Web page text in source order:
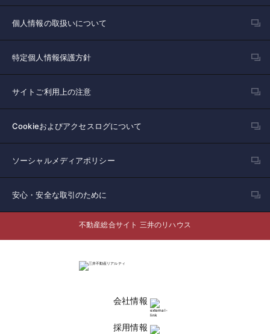
個人情報の取扱いについて
特定個人情報保護方針
サイトご利用上の注意
Cookieおよびアクセスログについて
ソーシャルメディアポリシー
安心・安全な取引のために
不動産総合サイト 三井のリハウス
会社情報
採用情報